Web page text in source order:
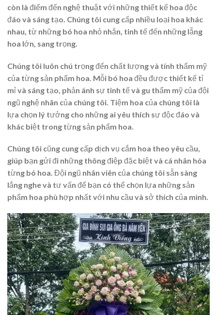
còn là điểm đến nghệ thuật với những thiết kế hoa độc
đáo và sáng tạo. Chúng tôi cung cấp nhiều loại hoa khác
nhau, từ những bó hoa nhỏ nhắn, tinh tế đến những lẵng
hoa lớn, sang trọng.
Chúng tôi luôn chú trọng đến chất lượng và tính thẩm mỹ
của từng sản phẩm hoa. Mỗi bó hoa đều được thiết kế tỉ
mỉ và sáng tạo, phản ánh sự tinh tế và gu thẩm mỹ của đội
ngũ nghệ nhân của chúng tôi. Tiệm hoa của chúng tôi là
lựa chọn lý tưởng cho những ai yêu thích sự độc đáo và
khác biệt trong từng sản phẩm hoa.
Chúng tôi cũng cung cấp dịch vụ cắm hoa theo yêu cầu,
giúp bạn gửi đi những thông điệp đặc biệt và cá nhân hóa
từng bó hoa. Đội ngũ nhân viên của chúng tôi sẵn sàng
lắng nghe và tư vấn để bạn có thể chọn lựa những sản
phẩm hoa phù hợp nhất với nhu cầu và sở thích của mình.